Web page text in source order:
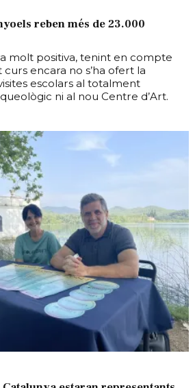
reben més de 23.000
molt positiva, tenint en compte
encara no s’ha ofert la
escolars al totalment
ni al nou Centre d’Art.